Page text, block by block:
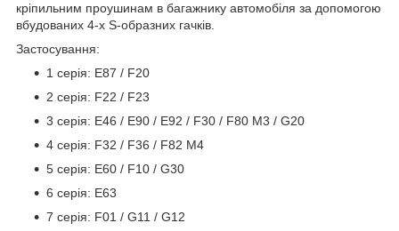
кріпильним проушинам в багажнику автомобіля за допомогою
вбудованих 4-х S-образних гачків.
Застосування:
1 серія: E87 / F20
2 серія: F22 / F23
3 серія: E46 / E90 / E92 / F30 / F80 M3 / G20
4 серія: F32 / F36 / F82 M4
5 серія: E60 / F10 / G30
6 серія: E63
7 серія: F01 / G11 / G12